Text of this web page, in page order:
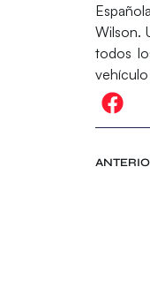
Wilson.
todos
vehículo